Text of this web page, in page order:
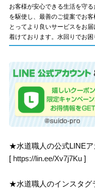
お客様が安心できる生活を守
を駆使し、最善のご提案でお
とってより良いサービスをお
着けております。水回りでお困
★水道職人の公式LINEア
[ https://lin.ee/Xv7j7Ku ]
★水道職人のインスタグ